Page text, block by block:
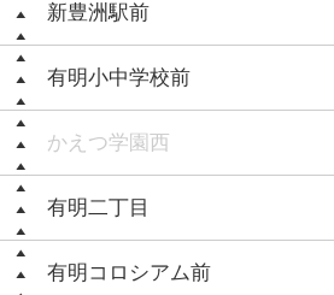
新豊洲駅前
有明小中学校前
かえつ学園西
有明二丁目
有明コロシアム前